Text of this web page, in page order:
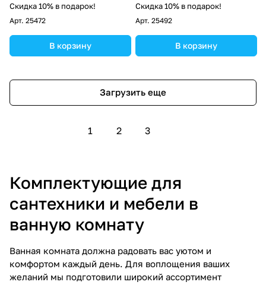
Скидка 10% в подарок!
Арт. 25472
В корзину
Скидка 10% в подарок!
Арт. 25492
В корзину
Загрузить еще
1 2 3
Комплектующие для
сантехники и мебели в
ванную комнату
Ванная комната должна радовать вас уютом и
комфортом каждый день. Для воплощения ваших
желаний мы подготовили широкий ассортимент